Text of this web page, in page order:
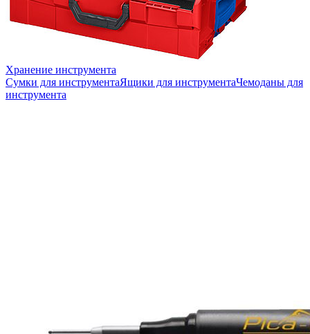
Хранение инструмента
Сумки для инструментаЯщики для инструментаЧемоданы для
инструмента